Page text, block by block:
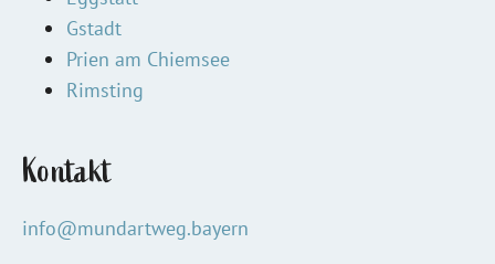
Gstadt
Prien am Chiemsee
Rimsting
Kontakt
info@mundartweg.bayern